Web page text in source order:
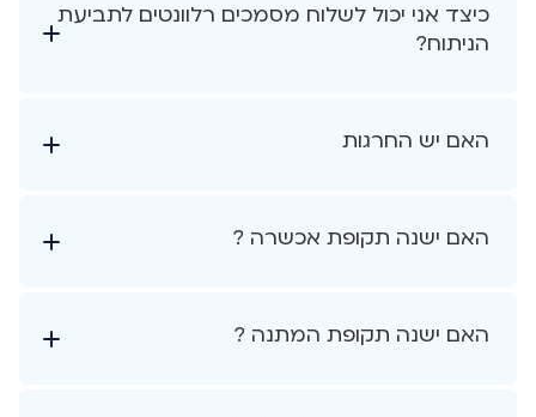
כיצד אני יכול לשלוח מסמכים רלוונטים לתביעת
הניתוח?
האם יש החרגות
האם ישנה תקופת אכשרה ?
האם ישנה תקופת המתנה ?